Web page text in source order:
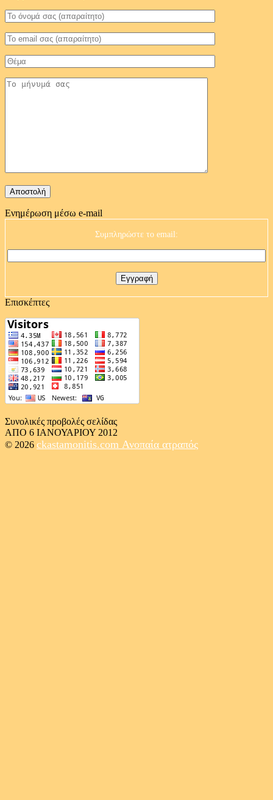
Ενημέρωση μέσω e-mail
Συμπληρώστε το email:
Επισκέπτες
Συνολικές προβολές σελίδας
ΑΠΟ 6 ΙΑΝΟΥΑΡΙΟΥ 2012
© 2026 ckastamonitis.com Ανοπαία ατραπός